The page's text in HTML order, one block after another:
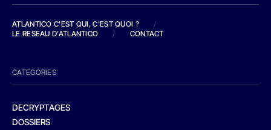
ATLANTICO C'EST QUI, C'EST QUOI ?
/
LE RESEAU D'ATLANTICO
/ CONTACT
CATEGORIES
DECRYPTAGES
DOSSIERS